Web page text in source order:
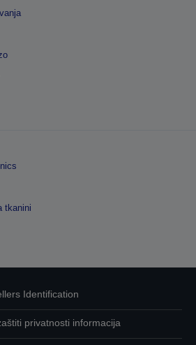
tkanini
Identification
privatnosti informacija